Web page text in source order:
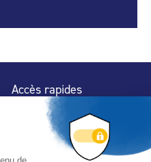
Accès rapides
Espace Presse
Trouver un
professionnel